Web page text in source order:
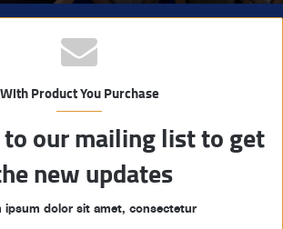
With Product You Purchase
our mailing list to get
new updates!
ipsum dolor sit amet, consectetur.